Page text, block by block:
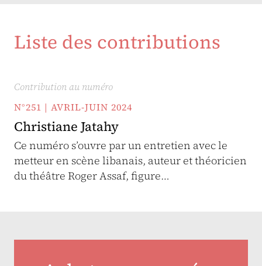
Liste des contributions
Contribution au numéro
N°251 | AVRIL-JUIN 2024
Christiane Jatahy
Ce numéro s’ouvre par un entretien avec le
metteur en scène libanais, auteur et théoricien
du théâtre Roger Assaf, figure…